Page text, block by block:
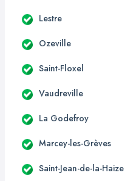
Lestre
Ozeville
Saint-Floxel
Vaudreville
La Godefroy
Marcey-les-Grèves
Saint-Jean-de-la-Haize